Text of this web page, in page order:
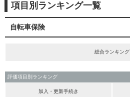
項目別ランキング一覧
自転車保険
総合ランキング
評価項目別ランキング
加入・更新手続き